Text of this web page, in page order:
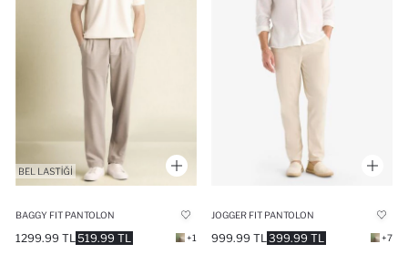
BAGGY FIT PANTOLON
519.99 TL
1299.99 TL +1
JOGGER FIT PANTOLON
399.99 TL
999.99 TL +7